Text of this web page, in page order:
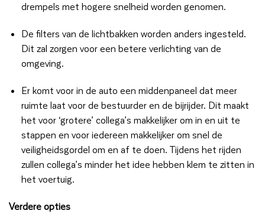
drempels met hogere snelheid worden genomen.
De filters van de lichtbakken worden anders ingesteld.
Dit zal zorgen voor een betere verlichting van de
omgeving.
Er komt voor in de auto een middenpaneel dat meer
ruimte laat voor de bestuurder en de bijrijder. Dit maakt
het voor ‘grotere’ collega’s makkelijker om in en uit te
stappen en voor iedereen makkelijker om snel de
veiligheidsgordel om en af te doen. Tijdens het rijden
zullen collega’s minder het idee hebben klem te zitten in
het voertuig.
Verdere opties